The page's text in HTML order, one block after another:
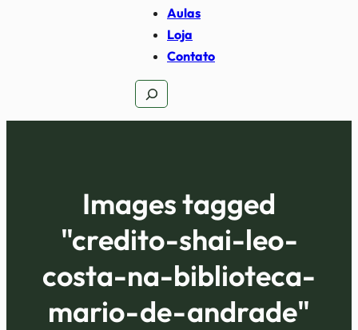
Aulas
Loja
Contato
Pesquisar
Images tagged
"credito-shai-leo-
costa-na-biblioteca-
mario-de-andrade"